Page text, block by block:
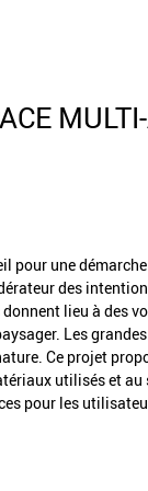
pour une
des
lieu à des
Les
Ce projet
utilisés et
pour les